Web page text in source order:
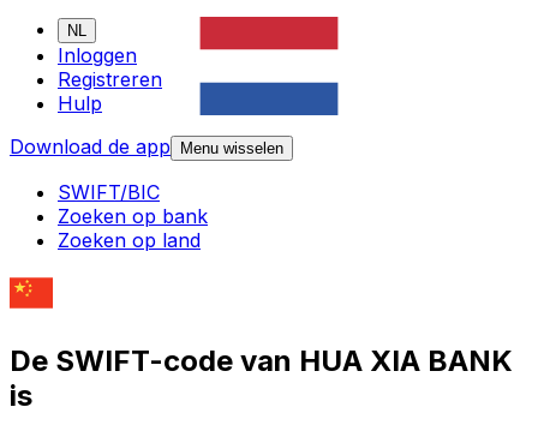
NL
Inloggen
Registreren
Hulp
Download de app
Menu wisselen
SWIFT/BIC
Zoeken op bank
Zoeken op land
De SWIFT-code van HUA XIA BANK
is